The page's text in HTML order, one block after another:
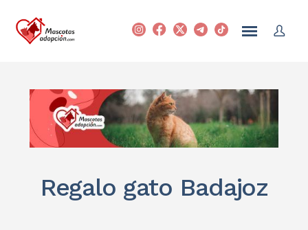
Regalo gato Badajoz